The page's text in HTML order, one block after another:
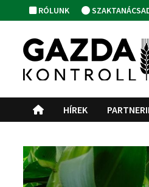
to
content
RÓLUNK
HÍREK